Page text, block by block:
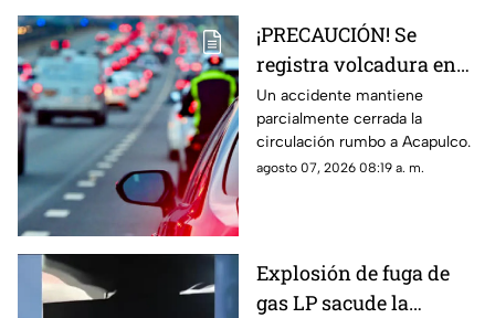
¡PRECAUCIÓN! Se
registra volcadura en
la autopista
Cuernavaca-Acapulco
Un accidente mantiene
parcialmente cerrada la
circulación rumbo a Acapulco.
agosto 07, 2026 08:19 a. m.
Explosión de fuga de
gas LP sacude la